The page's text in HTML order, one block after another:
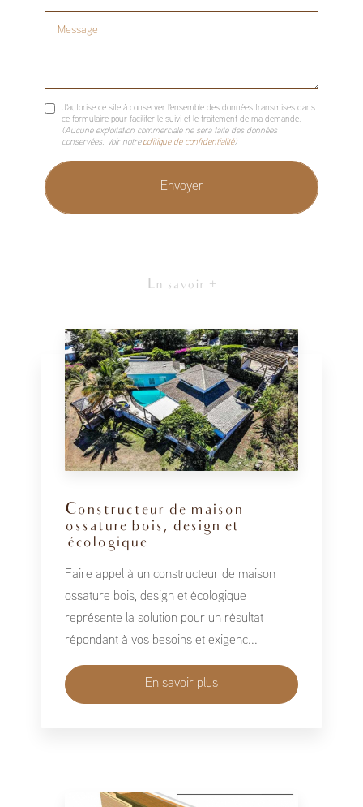
Message
J'autorise ce site à conserver l'ensemble des données transmises dans
ce formulaire pour faciliter le suivi et le traitement de ma demande.
(Aucune exploitation commerciale ne sera faite des données
conservées. Voir notre politique de confidentialité)
En savoir +
Constructeur de maison
ossature bois, design et
écologique
Faire appel à un constructeur de maison
ossature bois, design et écologique
représente la solution pour un résultat
répondant à vos besoins et exigenc...
En savoir plus